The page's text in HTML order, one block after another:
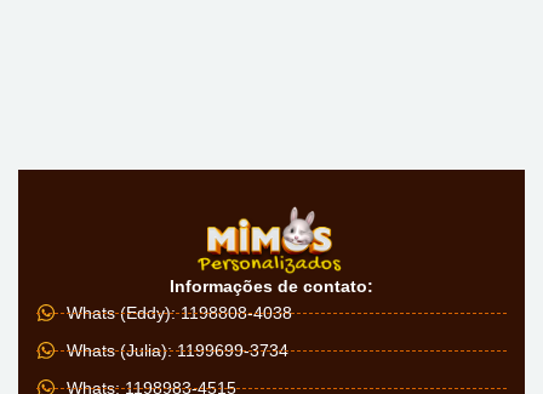
Informações de contato:
Whats (Eddy): 1198808-4038
Whats (Julia): 1199699-3734
Whats: 1198983-4515